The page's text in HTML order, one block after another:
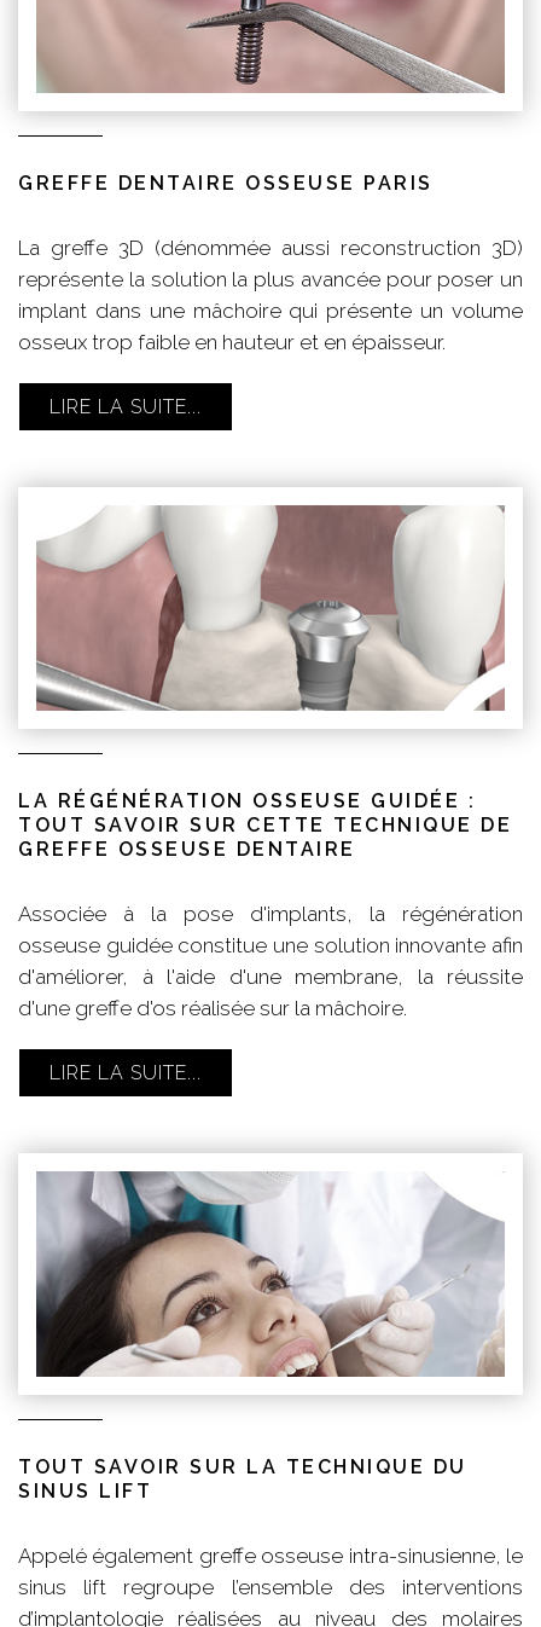
GREFFE DENTAIRE OSSEUSE PARIS
La greffe 3D (dénommée aussi reconstruction 3D)
représente la solution la plus avancée pour poser un
implant dans une mâchoire qui présente un volume
osseux trop faible en hauteur et en épaisseur.
LIRE LA SUITE...
LA RÉGÉNÉRATION OSSEUSE GUIDÉE :
TOUT SAVOIR SUR CETTE TECHNIQUE DE
GREFFE OSSEUSE DENTAIRE
Associée à la pose d'implants, la régénération
osseuse guidée constitue une solution innovante afin
d'améliorer, à l'aide d'une membrane, la réussite
d'une greffe d'os réalisée sur la mâchoire.
LIRE LA SUITE...
TOUT SAVOIR SUR LA TECHNIQUE DU
SINUS LIFT
Appelé également greffe osseuse intra-sinusienne, le
sinus lift regroupe l’ensemble des interventions
d’implantologie réalisées au niveau des molaires